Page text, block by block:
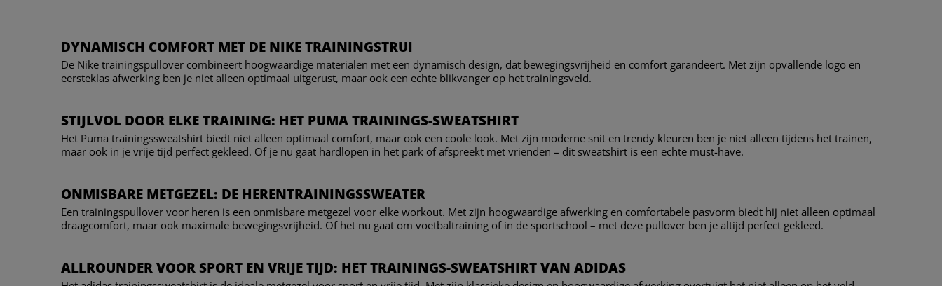
DYNAMISCH COMFORT MET DE NIKE TRAININGSTRUI
De Nike trainingspullover combineert hoogwaardige materialen met een dynamisch design, dat bewegingsvrijheid en comfort garandeert. Met zijn opvallende logo en
eersteklas afwerking ben je niet alleen optimaal uitgerust, maar ook een echte blikvanger op het trainingsveld.
STIJLVOL DOOR ELKE TRAINING: HET PUMA TRAININGS-SWEATSHIRT
Het Puma trainingssweatshirt biedt niet alleen optimaal comfort, maar ook een coole look. Met zijn moderne snit en trendy kleuren ben je niet alleen tijdens het trainen,
maar ook in je vrije tijd perfect gekleed. Of je nu gaat hardlopen in het park of afspreekt met vrienden – dit sweatshirt is een echte must-have.
ONMISBARE METGEZEL: DE HERENTRAININGSSWEATER
Een trainingspullover voor heren is een onmisbare metgezel voor elke workout. Met zijn hoogwaardige afwerking en comfortabele pasvorm biedt hij niet alleen optimaal
draagcomfort, maar ook maximale bewegingsvrijheid. Of het nu gaat om voetbaltraining of in de sportschool – met deze pullover ben je altijd perfect gekleed.
ALLROUNDER VOOR SPORT EN VRIJE TIJD: HET TRAININGS-SWEATSHIRT VAN ADIDAS